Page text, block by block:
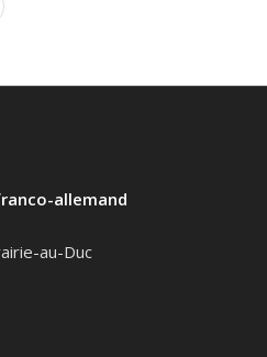
allemand
au-Duc